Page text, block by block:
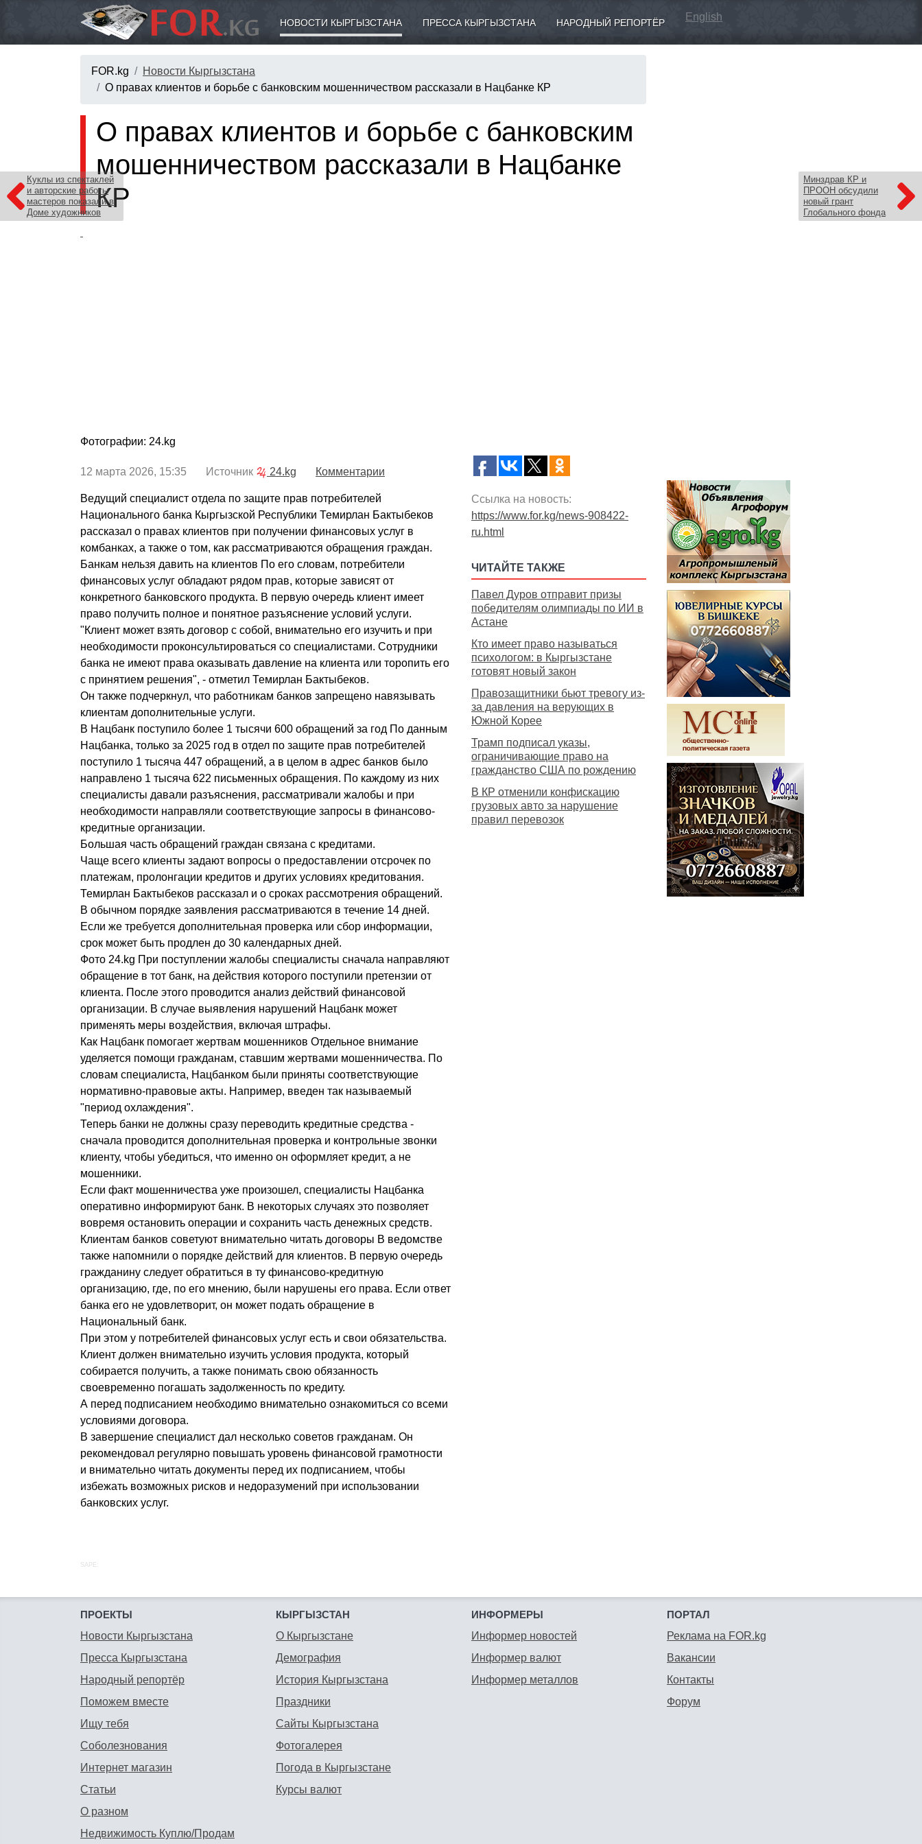
НОВОСТИ КЫРГЫЗСТАНА ПРЕССА КЫРГЫЗСТАНА НАРОДНЫЙ РЕПОРТЁР English
FOR.kg
Новости Кыргызстана
О правах клиентов и борьбе с банковским мошенничеством рассказали в Нацбанке КР
Куклы из спектаклей
и авторские работы
мастеров показали в
Доме художников
Минздрав КР и
ПРООН обсудили
новый грант
Глобального фонда
О правах клиентов и борьбе с банковским
мошенничеством рассказали в Нацбанке
КР
Фотографии: 24.kg
12 марта 2026, 15:35 Источник 24.kg Комментарии
Ведущий специалист отдела по защите прав потребителей
Национального банка Кыргызской Республики Темирлан Бактыбеков
рассказал о правах клиентов при получении финансовых услуг в
комбанках, а также о том, как рассматриваются обращения граждан.
Банкам нельзя давить на клиентов По его словам, потребители
финансовых услуг обладают рядом прав, которые зависят от
конкретного банковского продукта. В первую очередь клиент имеет
право получить полное и понятное разъяснение условий услуги.
"Клиент может взять договор с собой, внимательно его изучить и при
необходимости проконсультироваться со специалистами. Сотрудники
банка не имеют права оказывать давление на клиента или торопить его
с принятием решения", - отметил Темирлан Бактыбеков.
Он также подчеркнул, что работникам банков запрещено навязывать
клиентам дополнительные услуги.
В Нацбанк поступило более 1 тысячи 600 обращений за год По данным
Нацбанка, только за 2025 год в отдел по защите прав потребителей
поступило 1 тысяча 447 обращений, а в целом в адрес банков было
направлено 1 тысяча 622 письменных обращения. По каждому из них
специалисты давали разъяснения, рассматривали жалобы и при
необходимости направляли соответствующие запросы в финансово-
кредитные организации.
Большая часть обращений граждан связана с кредитами.
Чаще всего клиенты задают вопросы о предоставлении отсрочек по
платежам, пролонгации кредитов и других условиях кредитования.
Темирлан Бактыбеков рассказал и о сроках рассмотрения обращений.
В обычном порядке заявления рассматриваются в течение 14 дней.
Если же требуется дополнительная проверка или сбор информации,
срок может быть продлен до 30 календарных дней.
Фото 24.kg При поступлении жалобы специалисты сначала направляют
обращение в тот банк, на действия которого поступили претензии от
клиента. После этого проводится анализ действий финансовой
организации. В случае выявления нарушений Нацбанк может
применять меры воздействия, включая штрафы.
Как Нацбанк помогает жертвам мошенников Отдельное внимание
уделяется помощи гражданам, ставшим жертвами мошенничества. По
словам специалиста, Нацбанком были приняты соответствующие
нормативно-правовые акты. Например, введен так называемый
"период охлаждения".
Теперь банки не должны сразу переводить кредитные средства -
сначала проводится дополнительная проверка и контрольные звонки
клиенту, чтобы убедиться, что именно он оформляет кредит, а не
мошенники.
Если факт мошенничества уже произошел, специалисты Нацбанка
оперативно информируют банк. В некоторых случаях это позволяет
вовремя остановить операции и сохранить часть денежных средств.
Клиентам банков советуют внимательно читать договоры В ведомстве
также напомнили о порядке действий для клиентов. В первую очередь
гражданину следует обратиться в ту финансово-кредитную
организацию, где, по его мнению, были нарушены его права. Если ответ
банка его не удовлетворит, он может подать обращение в
Национальный банк.
При этом у потребителей финансовых услуг есть и свои обязательства.
Клиент должен внимательно изучить условия продукта, который
собирается получить, а также понимать свою обязанность
своевременно погашать задолженность по кредиту.
А перед подписанием необходимо внимательно ознакомиться со всеми
условиями договора.
В завершение специалист дал несколько советов гражданам. Он
рекомендовал регулярно повышать уровень финансовой грамотности
и внимательно читать документы перед их подписанием, чтобы
избежать возможных рисков и недоразумений при использовании
банковских услуг.
Ссылка на новость:
https://www.for.kg/news-908422-
ru.html
ЧИТАЙТЕ ТАКЖЕ
Павел Дуров отправит призы
победителям олимпиады по ИИ в
Астане
Кто имеет право называться
психологом: в Кыргызстане
готовят новый закон
Правозащитники бьют тревогу из-
за давления на верующих в
Южной Корее
Трамп подписал указы,
ограничивающие право на
гражданство США по рождению
В КР отменили конфискацию
грузовых авто за нарушение
правил перевозок
SAPE:
ПРОЕКТЫ
Новости Кыргызстана
Пресса Кыргызстана
Народный репортёр
Поможем вместе
Ищу тебя
Соболезнования
Интернет магазин
Статьи
О разном
Недвижимость Куплю/Продам
КЫРГЫЗСТАН
О Кыргызстане
Демография
История Кыргызстана
Праздники
Сайты Кыргызстана
Фотогалерея
Погода в Кыргызстане
Курсы валют
ИНФОРМЕРЫ
Информер новостей
Информер валют
Информер металлов
ПОРТАЛ
Реклама на FOR.kg
Вакансии
Контакты
Форум